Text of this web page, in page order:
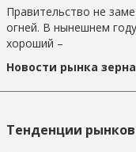
Правительство не
огней. В нынешнем
хороший –
Новости рынка зерна
Тенденции рынков